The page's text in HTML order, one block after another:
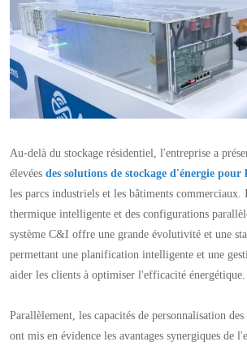
Au-delà du stockage résidentiel, l'entreprise a
élevées des solutions de stockage d'énergie
les parcs industriels et les bâtiments commerciaux.
thermique intelligente et des configurations
système C&I offre une grande évolutivité et une
permettant une planification intelligente et une
aider les clients à optimiser l'efficacité énergétique.
Parallèlement, les capacités de personnalisation des
ont mis en évidence les avantages synergiques de